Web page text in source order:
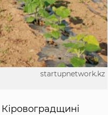
startupnetwork.kz